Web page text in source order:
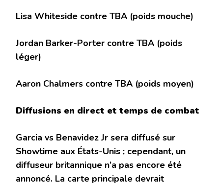
Lisa Whiteside contre TBA (poids mouche)
Jordan Barker-Porter contre TBA (poids
léger)
Aaron Chalmers contre TBA (poids moyen)
Diffusions en direct et temps de combat
Garcia vs Benavidez Jr sera diffusé sur
Showtime aux États-Unis ; cependant, un
diffuseur britannique n’a pas encore été
annoncé. La carte principale devrait